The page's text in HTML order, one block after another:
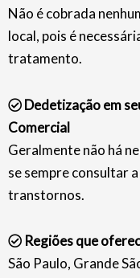
Não é cobrada
local, pois é
tratamento.
Dedetização em
Comercial
Geralmente não há
se sempre consultar
transtornos.
Regiões que
São Paulo, Grande